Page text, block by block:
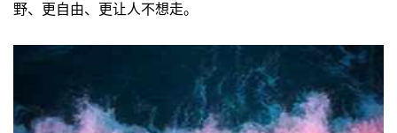
野、更自由、更让人不想走。